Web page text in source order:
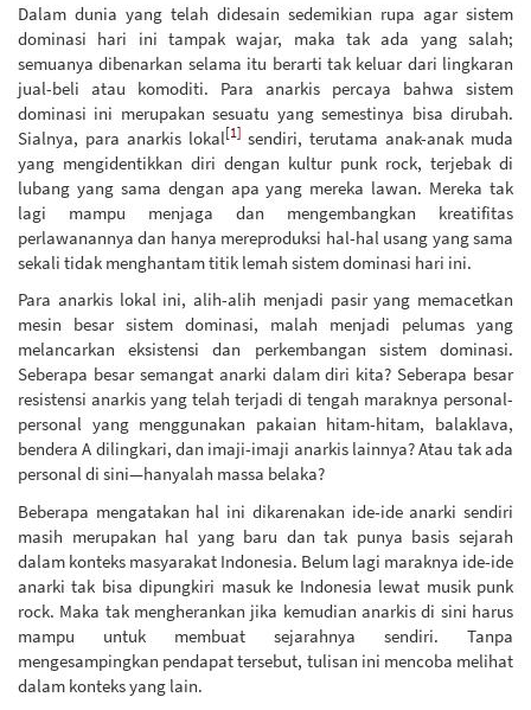
Dalam dunia yang telah didesain sedemikian rupa agar sistem
dominasi hari ini tampak wajar, maka tak ada yang salah;
semuanya dibenarkan selama itu berarti tak keluar dari lingkaran
jual-beli atau komoditi. Para anarkis percaya bahwa sistem
dominasi ini merupakan sesuatu yang semestinya bisa dirubah.
Sialnya, para anarkis lokal[1] sendiri, terutama anak-anak muda
yang mengidentikkan diri dengan kultur punk rock, terjebak di
lubang yang sama dengan apa yang mereka lawan. Mereka tak
lagi mampu menjaga dan mengembangkan kreatifitas
perlawanannya dan hanya mereproduksi hal-hal usang yang sama
sekali tidak menghantam titik lemah sistem dominasi hari ini.
Para anarkis lokal ini, alih-alih menjadi pasir yang memacetkan
mesin besar sistem dominasi, malah menjadi pelumas yang
melancarkan eksistensi dan perkembangan sistem dominasi.
Seberapa besar semangat anarki dalam diri kita? Seberapa besar
resistensi anarkis yang telah terjadi di tengah maraknya personal-
personal yang menggunakan pakaian hitam-hitam, balaklava,
bendera A dilingkari, dan imaji-imaji anarkis lainnya? Atau tak ada
personal di sini—hanyalah massa belaka?
Beberapa mengatakan hal ini dikarenakan ide-ide anarki sendiri
masih merupakan hal yang baru dan tak punya basis sejarah
dalam konteks masyarakat Indonesia. Belum lagi maraknya ide-ide
anarki tak bisa dipungkiri masuk ke Indonesia lewat musik punk
rock. Maka tak mengherankan jika kemudian anarkis di sini harus
mampu untuk membuat sejarahnya sendiri. Tanpa
mengesampingkan pendapat tersebut, tulisan ini mencoba melihat
dalam konteks yang lain.